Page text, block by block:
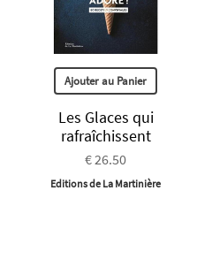
Ajouter au Panier
Les Glaces qui
rafraîchissent
€ 26.50
Editions de La Martinière